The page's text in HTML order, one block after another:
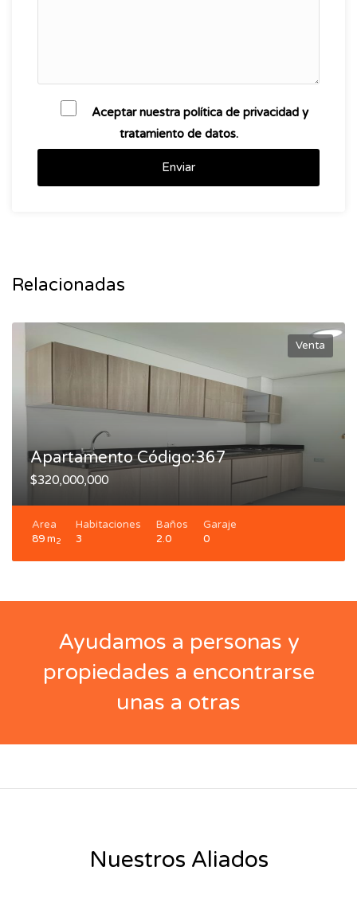
Aceptar nuestra política de privacidad y
tratamiento de datos.
Enviar
Relacionadas
Venta
Apartamento Código:367
$320,000,000
Area
89 m2
Habitaciones
3
Baños
2.0
Garaje
0
Ayudamos a personas y
propiedades a encontrarse
unas a otras
Nuestros Aliados